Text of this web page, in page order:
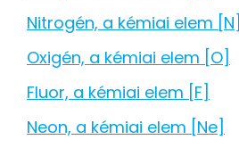
Nitrogén, a kémiai elem [N]
Oxigén, a kémiai elem [O]
Fluor, a kémiai elem [F]
Neon, a kémiai elem [Ne]